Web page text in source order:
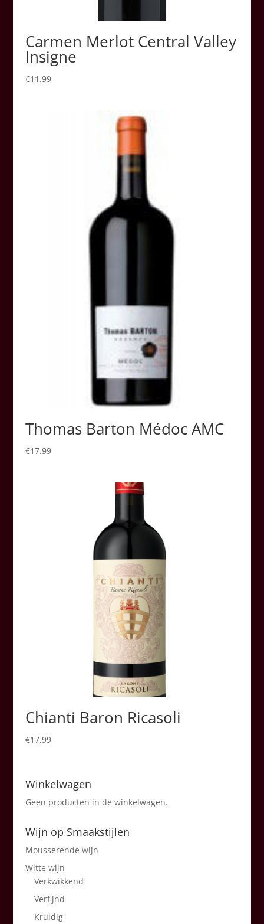
Carmen Merlot Central Valley
Insigne
€11.99
Thomas Barton Médoc AMC
€17.99
Chianti Baron Ricasoli
€17.99
Winkelwagen
Geen producten in de winkelwagen.
Wijn op Smaakstijlen
Mousserende wijn
Witte wijn
Verkwikkend
Verfijnd
Kruidig